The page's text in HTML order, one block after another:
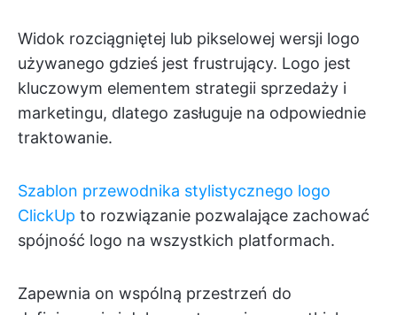
Widok rozciągniętej lub pikselowej wersji logo
używanego gdzieś jest frustrujący. Logo jest
kluczowym elementem strategii sprzedaży i
marketingu, dlatego zasługuje na odpowiednie
traktowanie.
Szablon przewodnika stylistycznego logo
ClickUp to rozwiązanie pozwalające zachować
spójność logo na wszystkich platformach.
Zapewnia on wspólną przestrzeń do